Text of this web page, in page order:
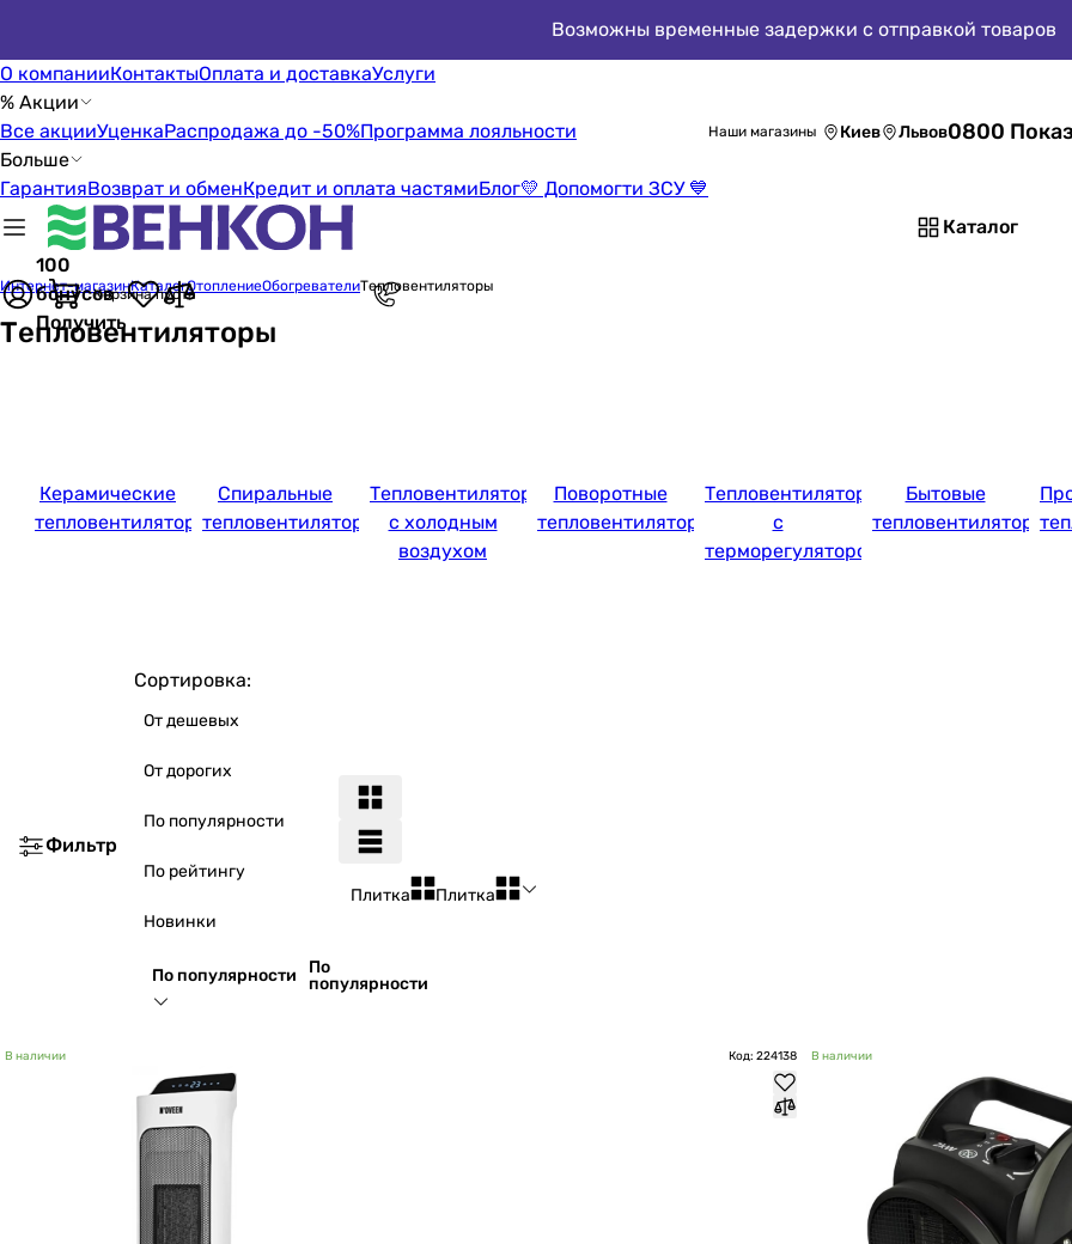
Возможны временные задержки с отправкой товаров
О компанииКонтактыОплата и доставкаУслуги
% Акции
Все акцииУценкаРаспродажа до -50%Программа лояльности
Больше
ГарантияВозврат и обменКредит и оплата частямиБлог💛 Допомогти ЗСУ 💙
Наши магазины Киев Львов0800
Каталог
100
бонусов
Получить
Корзина пуста
Интернет-магазинКаталогОтоплениеОбогревателиТепловентиляторы
Тепловентиляторы
Керамические
тепловентиляторы
Спиральные
тепловентиляторы
Тепловентиляторы
с холодным
воздухом
Поворотные
тепловентиляторы
Тепловентиляторы
с
терморегулятором
Бытовые
тепловентиляторы
Фильтр
Сортировка:
От дешевых
От дорогих
По популярности
По рейтингу
Новинки
По популярности
По
популярности
Плитка Плитка
В наличии Код: 224138 В наличии